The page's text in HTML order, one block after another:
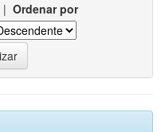
| Ordenar por